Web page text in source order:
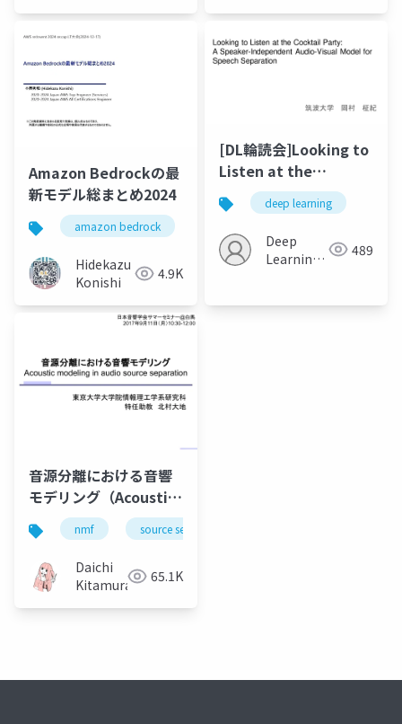
Amazon Bedrockの最
新モデル総まとめ2024
amazon bedrock
Hidekazu
Konishi
4.9K
[DL輪読会]Looking to
Listen at the
Cocktail Party: A
Speaker-
Independent Audio-
Visual Model for
deep learning
Deep
Learning
489
音源分離における音響
モデリング（Acoustic
modeling in audio
source separation）
nmf source separation
Daichi
Kitamura
65.1K